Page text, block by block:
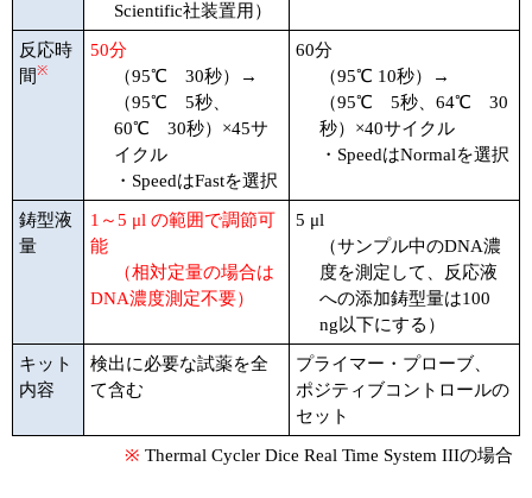
動画ライブラリー
Q&A
Scientific社装置用）
反応時
間※
50分
（95℃ 30秒）→
（95℃ 5秒、
60℃ 30秒）×45サ
イクル
・SpeedはFastを選択
60分
（95℃ 10秒）→
（95℃ 5秒、64℃ 30
秒）×40サイクル
・SpeedはNormalを選択
鋳型液
量
1～5 μl の範囲で調節可
能
（相対定量の場合は
DNA濃度測定不要）
5 μl
（サンプル中のDNA濃
度を測定して、反応液
への添加鋳型量は100
ng以下にする）
キット
内容
検出に必要な試薬を全
て含む
プライマー・プローブ、
ポジティブコントロールの
セット
※ Thermal Cycler Dice Real Time System IIIの場合